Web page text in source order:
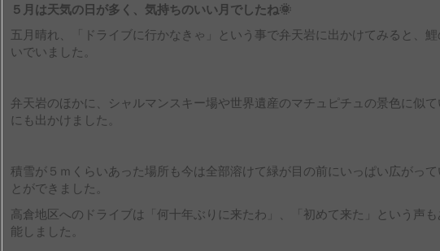
５月は天気の日が多く、気持ちのいい月でしたね🌞
五月晴れ、「ドライブに行かなきゃ」という事で弁天岩に出かけてみると、
いでいました。
弁天岩のほかに、シャルマンスキー場や世界遺産のマチュピチュの景色に似
にも出かけました。
積雪が５ｍくらいあった場所も今は全部溶けて緑が目の前にいっぱい広がっ
とができました。
高倉地区へのドライブは「何十年ぶりに来たわ」、「初めて来た」という声
能しました。